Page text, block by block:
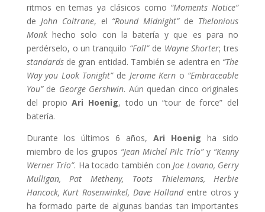
ritmos en temas ya clásicos como “Moments Notice”
de John Coltrane, el “Round Midnight”de Thelonious
Monkhecho solo con la batería y que es para no
perdérselo, o un tranquilo “Fall”de Wayne Shorter; tres
standardsde gran entidad. También se adentra en “The
Way you Look Tonight”de Jerome Kern o “Embraceable
You”de George Gershwin. Aún quedan cinco originales
del propioAri Hoenig, todo un “tour de force” del
batería.
Durante los últimos 6 años,Ari Hoenig ha sido
miembro de los grupos “Jean Michel Pilc Trío”y “Kenny
Werner Trío”. Ha tocado también conJoe Lovano, Gerry
Mulligan, Pat Metheny, Toots Thielemans, Herbie
Hancock, Kurt Rosenwinkel, Dave Holland entre otros y
ha formado parte de algunas bandas tan importantes